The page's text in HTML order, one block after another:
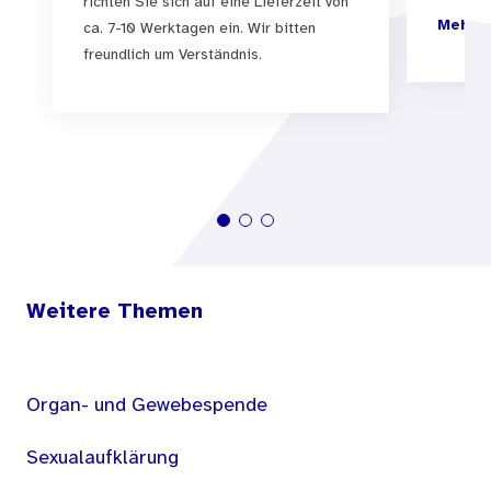
ca. 7-10 Werktagen ein. Wir bitten
freundlich um Verständnis.
Mehr
Weitere Themen
Organ- und Gewebespende
Sexualaufklärung